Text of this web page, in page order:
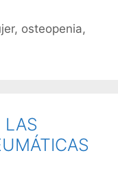
, osteopenia,
LAS